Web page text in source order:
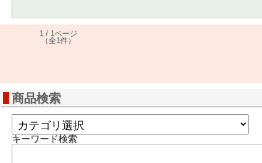
1 / 1ページ
（全1件）
商品検索
キーワード検索